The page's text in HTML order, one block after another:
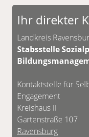
Ihr direkter
Landkreis
Stabsstelle
Kontaktstelle für
Engagement
Kreishaus II
Gartenstraße 107
Ravensburg